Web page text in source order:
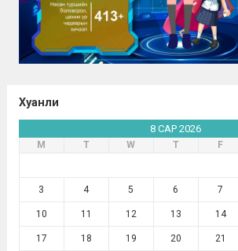
Хуанли
8 САР 2026
М Т W Т F
3 4 5 6 7
10 11 12 13 14
17 18 19 20 21